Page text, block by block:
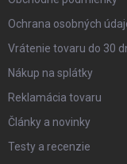
Ochrana osobných
Vrátenie tovaru do 30
Nákup na splátky
Reklamácia tovaru
Články a novinky
Testy a recenzie